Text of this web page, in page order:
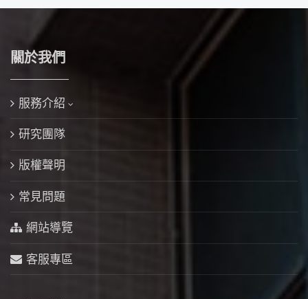
關於我們
服務介紹
研究團隊
版權聲明
常見問題
網站導覽
客服專區